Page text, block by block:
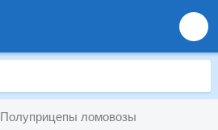
Полуприцепы ломовозы